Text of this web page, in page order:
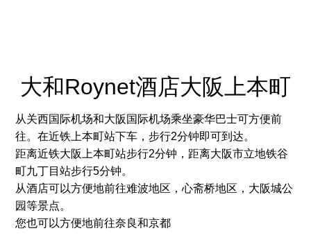
大和Roynet酒店大阪上本町
从关西国际机场和大阪国际机场乘坐豪华巴士可方便前
往。在近铁上本町站下车，步行2分钟即可到达。
距离近铁大阪上本町站步行2分钟，距离大阪市立地铁谷
町九丁目站步行5分钟。
从酒店可以方便地前往难波地区，心斋桥地区，大阪城公
园等景点。
您也可以方便地前往奈良和京都